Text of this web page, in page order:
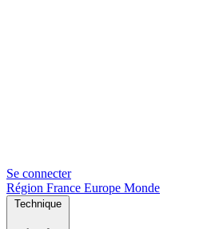
Se connecter
Région France Europe Monde
Technique